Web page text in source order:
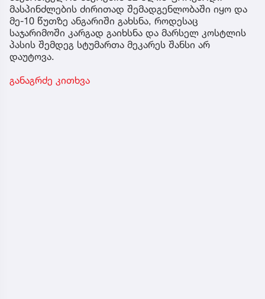
მასპინძლების ძირითად შემადგენლობაში იყო და
მე-10 წუთზე ანგარიში გახსნა, როდესაც
საჯარიმოში კარგად გაიხსნა და მარსელ კოსტლის
პასის შემდეგ სტუმართა მეკარეს შანსი არ
დაუტოვა.
განაგრძე კითხვა